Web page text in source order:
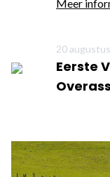
Meer
20
Eerste